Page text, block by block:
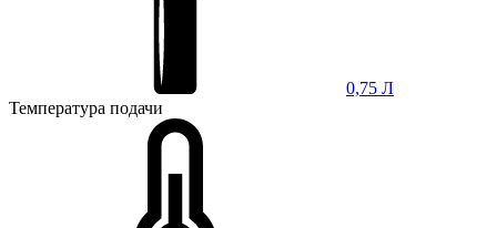
0,75 Л
Температура подачи